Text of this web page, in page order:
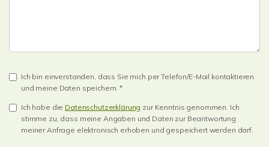
Ich bin einverstanden, dass Sie mich per Telefon/E-Mail kontaktieren
und meine Daten speichern. *
Ich habe die Datenschutzerklärung zur Kenntnis genommen. Ich
stimme zu, dass meine Angaben und Daten zur Beantwortung
meiner Anfrage elektronisch erhoben und gespeichert werden darf.